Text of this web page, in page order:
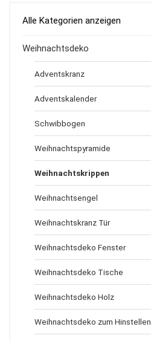
Alle Kategorien anzeigen
Weihnachtsdeko
Adventskranz
Adventskalender
Schwibbogen
Weihnachtspyramide
Weihnachtskrippen
Weihnachtsengel
Weihnachtskranz Tür
Weihnachtsdeko Fenster
Weihnachtsdeko Tische
Weihnachtsdeko Holz
Weihnachtsdeko zum Hinstellen